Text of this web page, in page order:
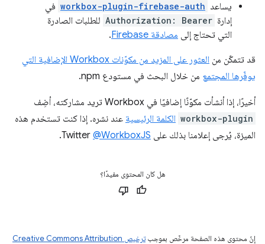
يساعد workbox-plugin-firebase-auth في
إدارة Authorization: Bearer للطلبات الصادرة
التي تحتاج إلى مصادقة Firebase .
قد تتمكّن من
العثور على المزيد من مكوّنات Workbox الإضافية التي
يوفّرها المجتمع من خلال البحث في مستودع npm.
أخيرًا، إذا أنشأت مكوّنًا إضافيًا في Workbox تريد مشاركته، أضِف
workbox-plugin الكلمة الرئيسية عند نشره. إذا كنت تستخدم هذه
الميزة، يُرجى إعلامنا بذلك على Twitter ‎@WorkboxJS
.
هل كان المحتوى مفيدًا؟
إنّ محتوى هذه الصفحة مرخّص بموجب
ترخيص Creative Commons Attribution